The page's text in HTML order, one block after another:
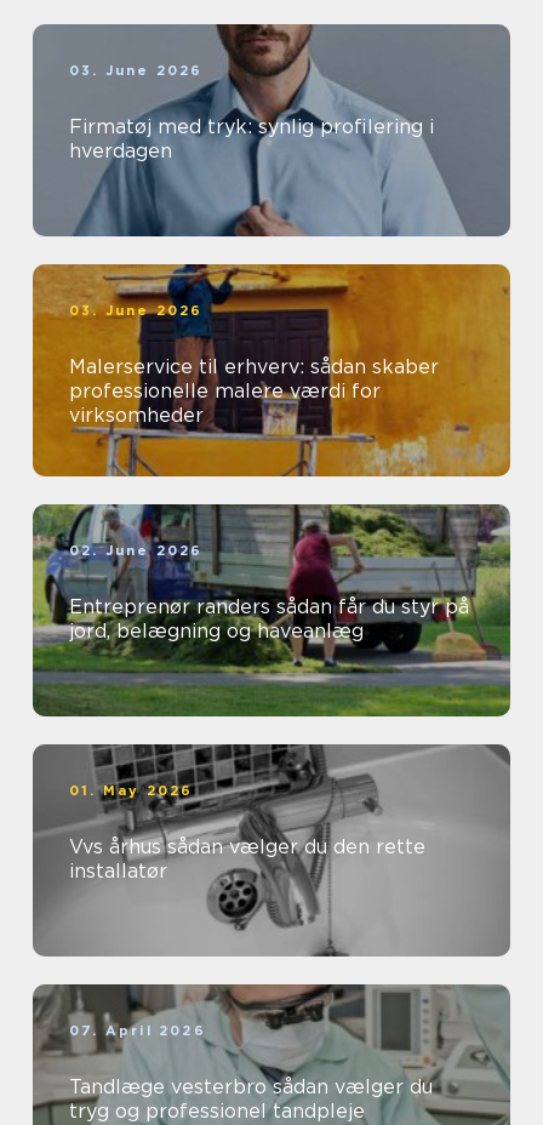
03. June 2026
Firmatøj med tryk: synlig profilering i
hverdagen
03. June 2026
Malerservice til erhverv: sådan skaber
professionelle malere værdi for
virksomheder
02. June 2026
Entreprenør randers sådan får du styr på
jord, belægning og haveanlæg
01. May 2026
Vvs århus sådan vælger du den rette
installatør
07. April 2026
Tandlæge vesterbro sådan vælger du
tryg og professionel tandpleje